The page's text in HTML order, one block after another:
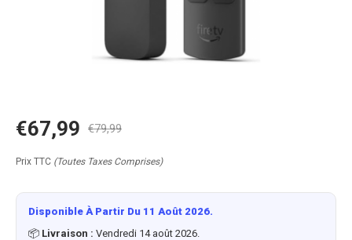
Disponible À Partir Du 11 Août 2026.
📦 Livraison : Vendredi 14 août 2026.
€67,99 €79,99
Prix TTC (Toutes Taxes Comprises)